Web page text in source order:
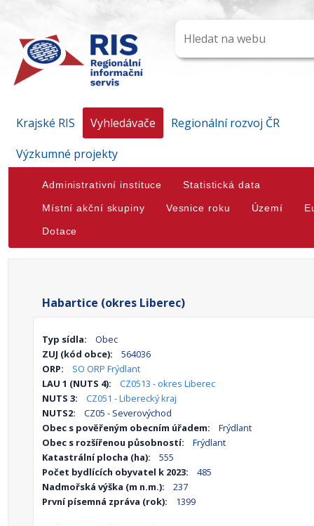
Krajské RIS Vyhledávače
Regionální rozvoj ČR
Výzkumné projekty
Administrativní instituce Statistická data
Místní akční skupiny Vesnice roku Území
Dotace
Habartice (okres Liberec)
Typ sídla:
Obec
ZUJ (kód obce):
564036
ORP:
SO ORP Frýdlant
LAU 1 (NUTS 4):
CZ0513 - okres Liberec
NUTS 3:
CZ051 - Liberecký kraj
NUTS2:
CZ05 - Severovýchod
Obec s pověřeným obecním úřadem:
Frýdlant
Obec s rozšířenou působností:
Frýdlant
Katastrální plocha (ha):
555
Počet bydlících obyvatel k 2023:
485
Nadmořská výška (m n.m.):
237
První písemná zpráva (rok):
1399